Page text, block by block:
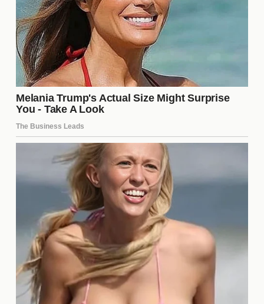
La dedicación y el esfuerzo que ambos boxeadores
pusieron en su preparación fueron evidentes en el
ring, lo que contribuyó a la calidad del espectáculo.
Estilos de Boxeo en el Ring
Los estilos de boxeo de Davis y Garcia contrastaron
notablemente. Davis es conocido por su
agresividad y potencia, buscando siempre el
nocaut, mientras que Garcia se caracteriza por su
técnica y defensa sólida. Esta combinación de
estilos generó un combate intrigante, donde cada
uno trató de imponer su juego. La capacidad de
Davis para adaptarse y responder a los
movimientos de Garcia fue clave para el desarrollo
de la pelea.
Momentos Clave de la Pelea